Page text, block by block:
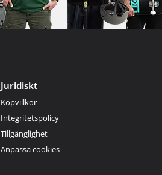
Juridiskt
Köpvillkor
Integritetspolicy
Tillgänglighet
Anpassa cookies